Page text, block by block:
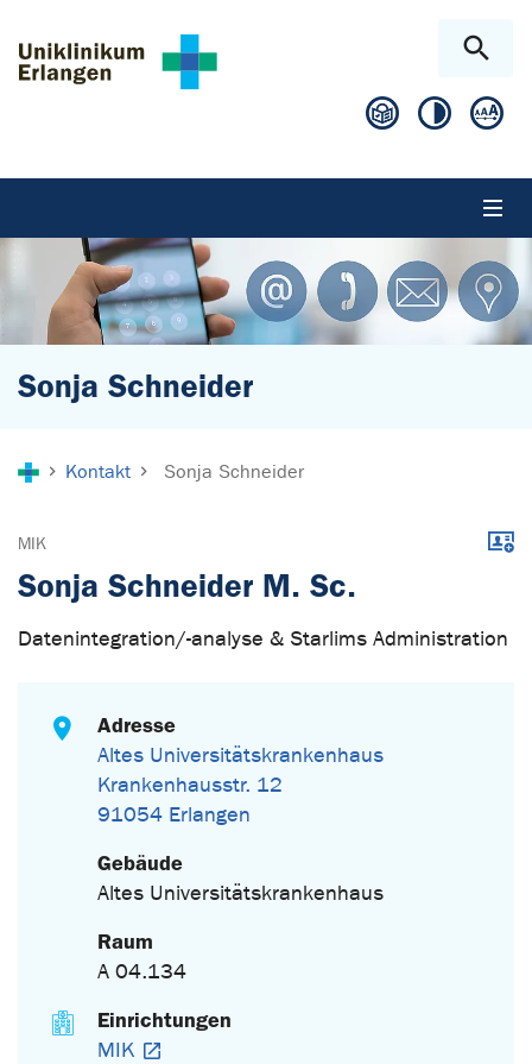
Sonja Schneider
Kontakt Sonja Schneider
MIK
Sonja Schneider M. Sc.
Datenintegration/-analyse & Starlims Administration
Adresse
Altes Universitätskrankenhaus
Krankenhausstr. 12
91054 Erlangen
Gebäude
Altes Universitätskrankenhaus
Raum
A 04.134
Einrichtungen
MIK